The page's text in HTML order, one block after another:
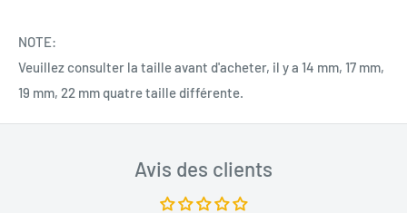
NOTE:
Veuillez consulter la taille avant d'acheter, il y a 14 mm, 17 mm,
19 mm, 22 mm quatre taille différente.
Avis des clients